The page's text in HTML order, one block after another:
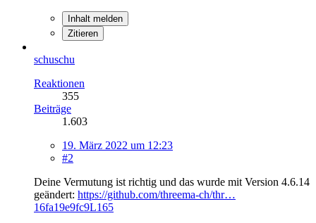
Inhalt melden
Zitieren
schuschu
Reaktionen
355
Beiträge
1.603
19. März 2022 um 12:23
#2
Deine Vermutung ist richtig und das wurde mit Version 4.6.14
geändert: https://github.com/threema-ch/thr…
16fa19e9fc9L165